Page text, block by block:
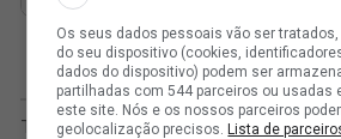
Os seus dados pessoais vão ser
do seu dispositivo (cookies,
dados do dispositivo) podem ser
partilhadas com 544 parceiros ou usadas
este site. Nós e os nossos parceiros
geolocalização precisos.Lista de